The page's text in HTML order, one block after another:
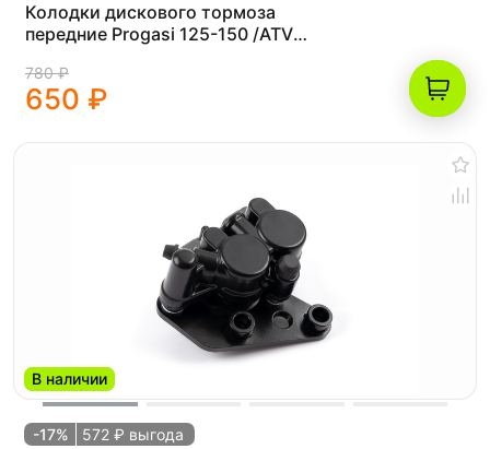
Колодки дискового тормоза
передние Progasi 125-150 /ATV
780 ₽
650 ₽
В наличии
-17% 572 ₽ выгода